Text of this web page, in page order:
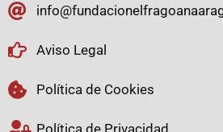
Aviso Legal
Política de Cookies
Política de Privacidad